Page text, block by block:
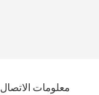
معلومات الاتصال